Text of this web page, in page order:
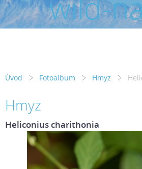
Úvod Fotoalbum Hmyz
Hmyz
Heliconius charithonia